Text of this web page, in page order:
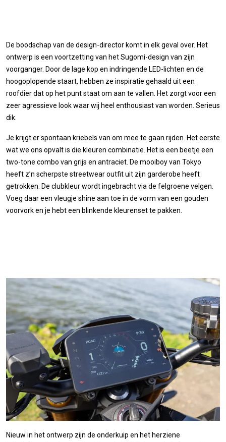
De boodschap van de design-director komt in elk geval over. Het
ontwerp is een voortzetting van het Sugomi-design van zijn
voorganger. Door de lage kop en indringende LED-lichten en de
hoogoplopende staart, hebben ze inspiratie gehaald uit een
roofdier dat op het punt staat om aan te vallen. Het zorgt voor een
zeer agressieve look waar wij heel enthousiast van worden. Serieus
dik.
Je krijgt er spontaan kriebels van om mee te gaan rijden. Het eerste
wat we ons opvalt is die kleuren combinatie. Het is een beetje een
two-tone combo van grijs en antraciet. De mooiboy van Tokyo
heeft z’n scherpste streetwear outfit uit zijn garderobe heeft
getrokken. De clubkleur wordt ingebracht via de felgroene velgen.
Voeg daar een vleugje shine aan toe in de vorm van een gouden
voorvork en je hebt een blinkende kleurenset te pakken.
Nieuw in het ontwerp zijn de onderkuip en het herziene